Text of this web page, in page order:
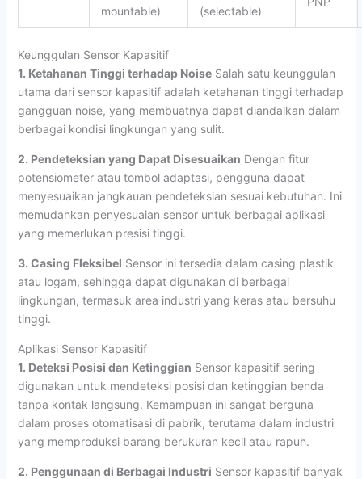
mountable)
(selectable)
Keunggulan Sensor Kapasitif
1. Ketahanan Tinggi terhadap NoiseSalah satu keunggulan
utama dari sensor kapasitif adalah ketahanan tinggi terhadap
gangguan noise, yang membuatnya dapat diandalkan dalam
berbagai kondisi lingkungan yang sulit.
2. Pendeteksian yang Dapat Disesuaikan Dengan fitur
potensiometer atau tombol adaptasi, pengguna dapat
menyesuaikan jangkauan pendeteksian sesuai kebutuhan. Ini
memudahkan penyesuaian sensor untuk berbagai aplikasi
yang memerlukan presisi tinggi.
3. Casing Fleksibel Sensor ini tersedia dalam casing plastik
atau logam, sehingga dapat digunakan di berbagai
lingkungan, termasuk area industri yang keras atau bersuhu
tinggi.
Aplikasi Sensor Kapasitif
1. Deteksi Posisi dan Ketinggian Sensor kapasitif sering
digunakan untuk mendeteksi posisi dan ketinggian benda
tanpa kontak langsung. Kemampuan ini sangat berguna
dalam proses otomatisasi di pabrik, terutama dalam industri
yang memproduksi barang berukuran kecil atau rapuh.
2. Penggunaan di Berbagai Industri Sensor kapasitif banyak